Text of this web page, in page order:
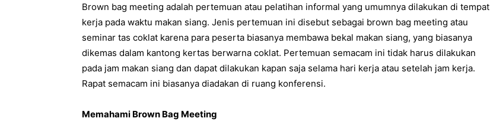
Brown bag meeting adalah pertemuan atau pelatihan informal yang umumnya dilakukan di tempat
kerja pada waktu makan siang. Jenis pertemuan ini disebut sebagai brown bag meeting atau
seminar tas coklat karena para peserta biasanya membawa bekal makan siang, yang biasanya
dikemas dalam kantong kertas berwarna coklat. Pertemuan semacam ini tidak harus dilakukan
pada jam makan siang dan dapat dilakukan kapan saja selama hari kerja atau setelah jam kerja.
Rapat semacam ini biasanya diadakan di ruang konferensi.
Memahami Brown Bag Meeting